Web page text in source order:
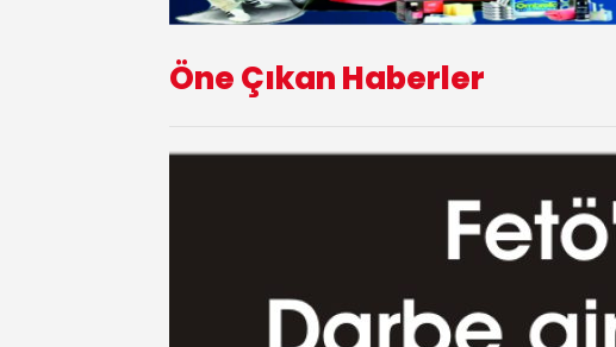
Öne Çıkan Haberler